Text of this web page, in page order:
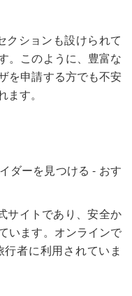
クションも設けられて
。このように、豊富な
を申請する方でも不安
す。
サイトであり、安全か
います。オンラインで
者に利用されていま